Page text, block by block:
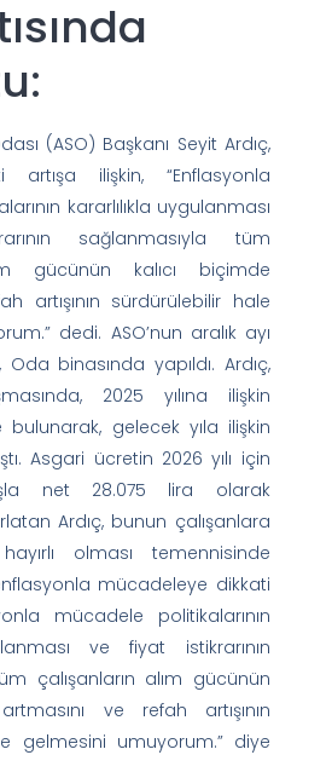
(ASO) Başkanı Seyit Ardıç,
artışa ilişkin, “Enflasyonla
kararlılıkla uygulanması
sağlanmasıyla tüm
gücünün kalıcı biçimde
artışının sürdürülebilir hale
dedi. ASO’nun aralık ayı
Oda binasında yapıldı. Ardıç,
2025 yılına ilişkin
bulunarak, gelecek yıla ilişkin
Asgari ücretin 2026 yılı için
net 28.075 lira olarak
Ardıç, bunun çalışanlara
olması temennisinde
mücadeleye dikkati
mücadele politikalarının
ve fiyat istikrarının
çalışanların alım gücünün
ve refah artışının
gelmesini umuyorum.” diye